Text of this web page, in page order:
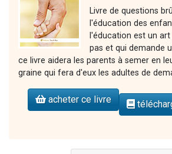
Livre de questions
l'éducation des
l'éducation est un
pas et qui demande
ce livre aidera les parents à semer en
graine qui fera d'eux les adultes de
acheter ce livre